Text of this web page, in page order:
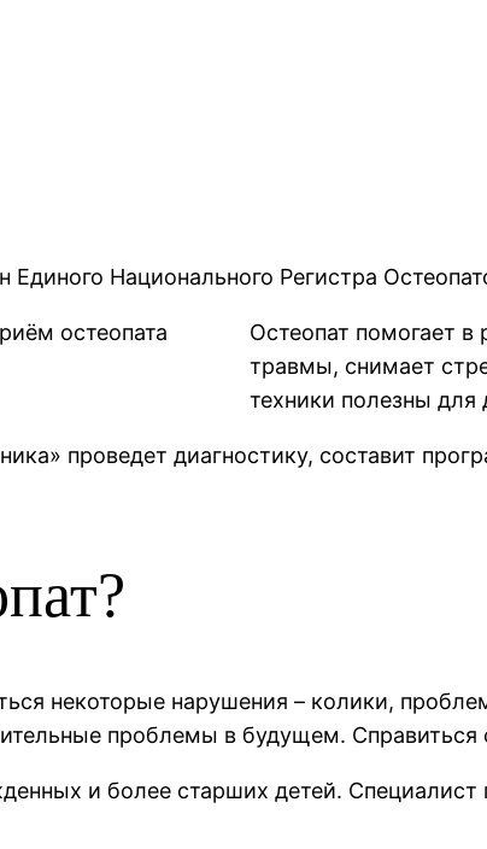
Национального Регистра
Остеопат помогает в
травмы, снимает
техники полезны для
проведет диагностику, составит
некоторые нарушения – колики,
проблемы в будущем.
и более старших детей.